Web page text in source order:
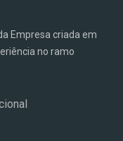
Empresa criada em
no ramo